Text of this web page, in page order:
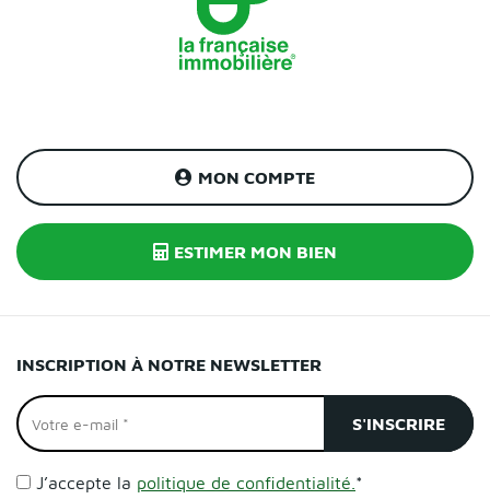
MON COMPTE
ESTIMER MON BIEN
INSCRIPTION À NOTRE NEWSLETTER
J’accepte la politique de confidentialité. *